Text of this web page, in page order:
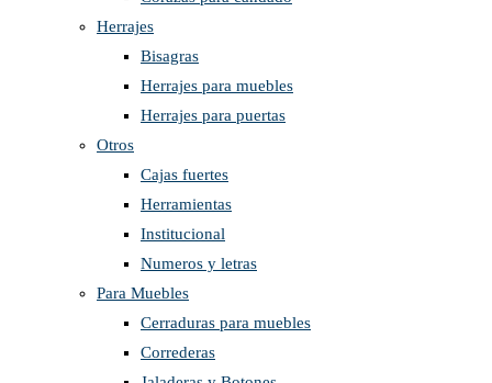
Herrajes
Bisagras
Herrajes para muebles
Herrajes para puertas
Otros
Cajas fuertes
Herramientas
Institucional
Numeros y letras
Para Muebles
Cerraduras para muebles
Correderas